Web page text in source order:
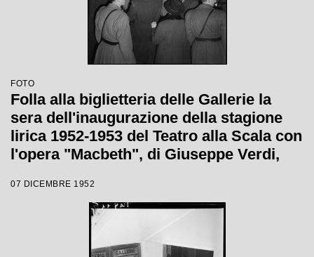
FOTO
Folla alla biglietteria delle Gallerie la
sera dell'inaugurazione della stagione
lirica 1952-1953 del Teatro alla Scala con
l'opera "Macbeth", di Giuseppe Verdi,
di Carl Ebert
07 DICEMBRE 1952